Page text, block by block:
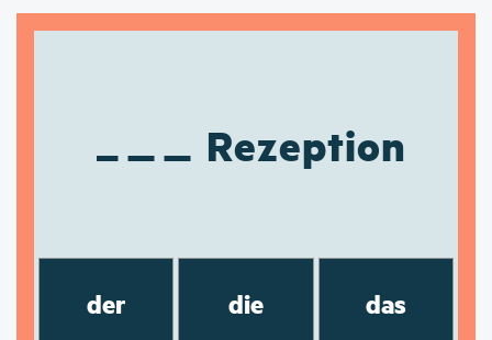
Rezeption
der die das